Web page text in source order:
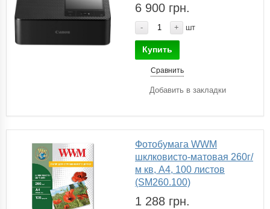
6 900 грн.
- + шт
Купить
Сравнить
Добавить в закладки
Фотобумага WWM
шклковисто-матовая 260г/
м кв, A4, 100 листов
(SM260.100)
1 288 грн.